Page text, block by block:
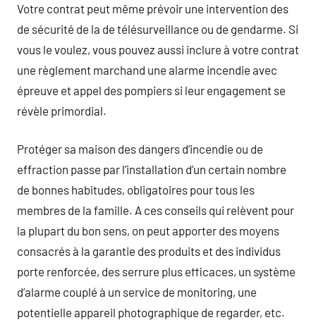
Votre contrat peut même prévoir une intervention des
de sécurité de la de télésurveillance ou de gendarme. Si
vous le voulez, vous pouvez aussi inclure à votre contrat
une règlement marchand une alarme incendie avec
épreuve et appel des pompiers si leur engagement se
révèle primordial.
Protéger sa maison des dangers d’incendie ou de
effraction passe par l’installation d’un certain nombre
de bonnes habitudes, obligatoires pour tous les
membres de la famille. A ces conseils qui relèvent pour
la plupart du bon sens, on peut apporter des moyens
consacrés à la garantie des produits et des individus
porte renforcée, des serrure plus efficaces, un système
d’alarme couplé à un service de monitoring, une
potentielle appareil photographique de regarder, etc.